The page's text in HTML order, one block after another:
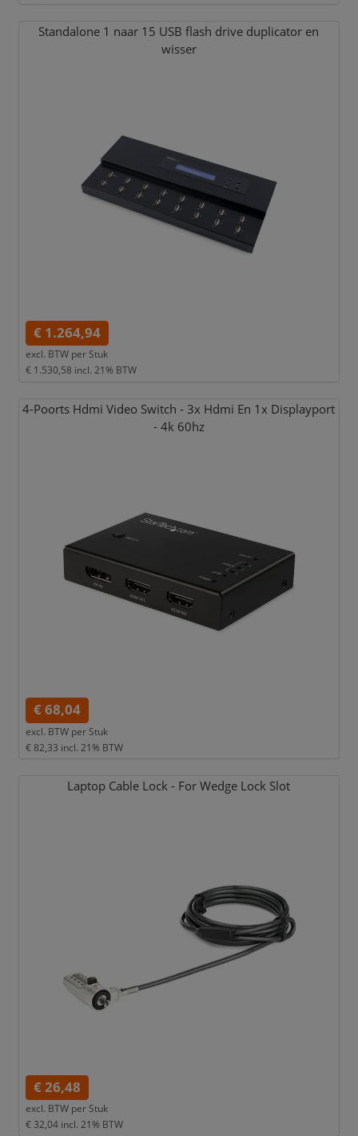
Standalone 1 naar 15 USB flash drive duplicator en
wisser
€ 1.264,94
excl. BTW per Stuk
€ 1.530,58 incl. 21% BTW
4-Poorts Hdmi Video Switch - 3x Hdmi En 1x Displayport
- 4k 60hz
€ 68,04
excl. BTW per Stuk
€ 82,33 incl. 21% BTW
Laptop Cable Lock - For Wedge Lock Slot
€ 26,48
excl. BTW per Stuk
€ 32,04 incl. 21% BTW